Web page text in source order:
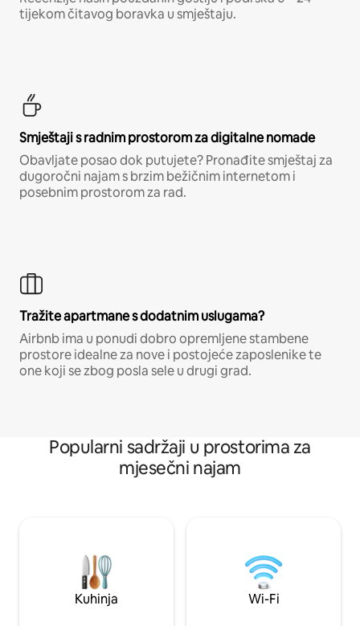
tijekom čitavog boravka u smještaju.
Smještaji s radnim prostorom za digitalne nomade
Obavljate posao dok putujete? Pronađite smještaj za
dugoročni najam s brzim bežičnim internetom i
posebnim prostorom za rad.
Tražite apartmane s dodatnim uslugama?
Airbnb ima u ponudi dobro opremljene stambene
prostore idealne za nove i postojeće zaposlenike te
one koji se zbog posla sele u drugi grad.
Popularni sadržaji u prostorima za
mjesečni najam
Kuhinja Wi-Fi